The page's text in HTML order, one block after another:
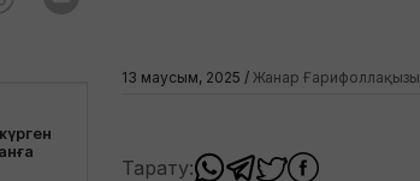
13 маусым, 2025 / Жанар Ғарифоллақызы
Тарату: